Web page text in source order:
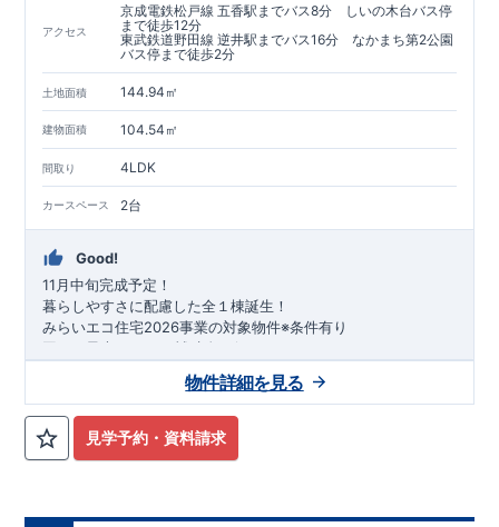
アクセス
京成電鉄松戸線 五香駅までバス8分 しいの木台バス停
まで徒歩12分
東武鉄道野田線 逆井駅までバス16分 なかまち第2公園
バス停まで徒歩2分
土地面積 144.94㎡
建物面積 104.54㎡
間取り 4LDK
カースペース 2台
Good!
11月中旬完成予定！
暮らしやすさに配慮した全１棟誕生！
みらいエコ住宅2026事業の対象物件※条件有り
国から最大75万円の補助金が得られます！
数料が差し引かれます。
★魅力的な間取り★
・玄関吹抜からは柔らかな光が差し込みます◎
・約18帖のリビングは
折上天井
キッチンからリビング全体が見渡せ、家族と時間を共有しな
見学予約・資料請求
物件詳細を見る